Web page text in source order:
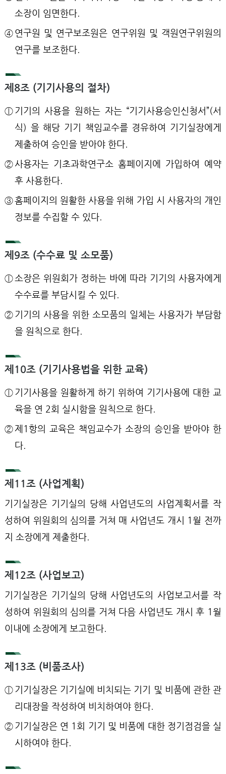
소장이 임면한다.
④ 연구원 및 연구보조원은 연구위원 및 객원연구위원의
연구를 보조한다.
제8조 (기기사용의 절차)
ⓛ 기기의 사용을 원하는 자는 “기기사용승인신청서”(서
식) 을 해당 기기 책임교수를 경유하여 기기실장에게
제출하여 승인을 받아야 한다.
② 사용자는 기초과학연구소 홈페이지에 가입하여 예약
후 사용한다.
③홈페이지의 원활한 사용을 위해 가입 시 사용자의 개인
정보를 수집할 수 있다.
제9조 (수수료 및 소모품)
ⓛ소장은 위원회가 정하는 바에 따라 기기의 사용자에게
수수료를 부담시킬 수 있다.
② 기기의 사용을 위한 소모품의 일체는 사용자가 부담함
을 원칙으로 한다.
제10조 (기기사용법을 위한 교육)
ⓛ 기기사용을 원활하게 하기 위하여 기기사용에 대한 교
육을 연 2회 실시함을 원칙으로 한다.
②제1항의 교육은 책임교수가 소장의 승인을 받아야 한
다.
제11조 (사업계획)
기기실장은 기기실의 당해 사업년도의 사업계획서를 작
성하여 위원회의 심의를 거쳐 매 사업년도 개시 1월 전까
지 소장에게 제출한다.
제12조 (사업보고)
기기실장은 기기실의 당해 사업년도의 사업보고서를 작
성하여 위원회의 심의를 거쳐 다음 사업년도 개시 후 1월
이내에 소장에게 보고한다.
제13조 (비품조사)
ⓛ 기기실장은 기기실에 비치되는 기기 및 비품에 관한 관
리대장을 작성하여 비치하여야 한다.
② 기기실장은 연 1회 기기 및 비품에 대한 정기점검을 실
시하여야 한다.